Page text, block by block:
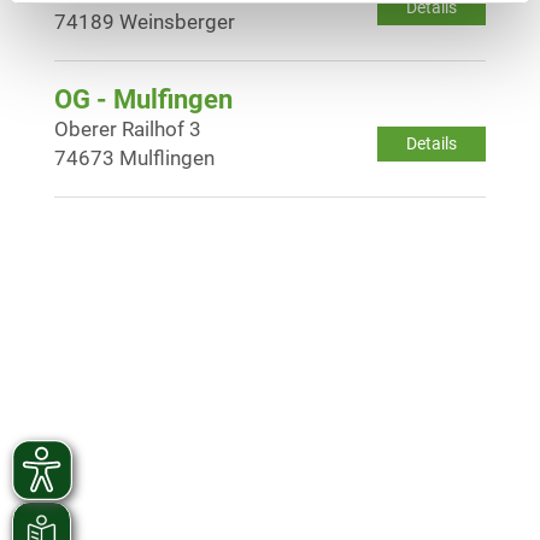
Details
74189 Weinsberger
OG - Mulfingen
Details
Oberer Railhof 3
74673 Mulflingen